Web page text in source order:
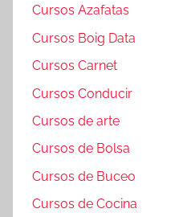
Cursos Azafatas
Cursos Boig Data
Cursos Carnet
Cursos Conducir
Cursos de arte
Cursos de Bolsa
Cursos de Buceo
Cursos de Cocina